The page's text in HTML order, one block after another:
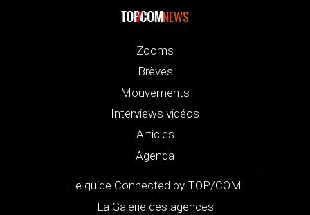
NEWS
Zooms
Brèves
Mouvements
Interviews vidéos
Articles
Agenda
Le guide Connected by TOP/COM
La Galerie des agences